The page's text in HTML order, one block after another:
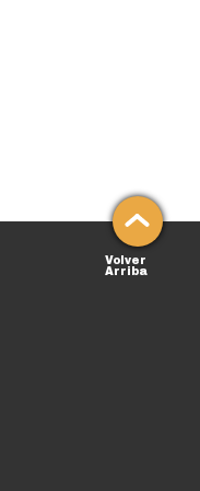
Volver
Arriba